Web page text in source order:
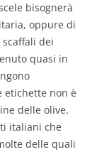
bisognerà
oppure di
dei
quasi in
etichette non è
delle olive.
italiani che
delle quali